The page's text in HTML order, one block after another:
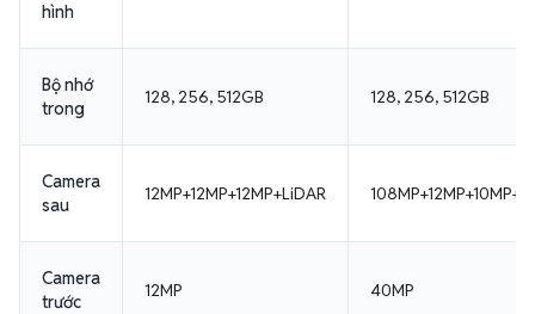
hình
Bộ nhớ
trong
128, 256, 512GB 128, 256, 512GB
Camera
sau
12MP+12MP+12MP+LiDAR
Camera
trước
12MP 40MP